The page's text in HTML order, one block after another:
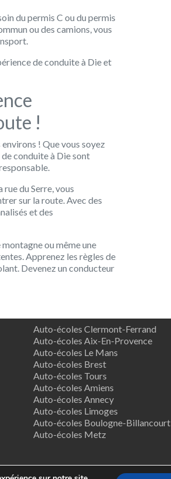
du permis C ou du permis
ou des camions, vous
de conduite à Die et
!
! Que vous soyez
conduite à Die sont
du Serre, vous
sur la route. Avec des
et des
ou même une
Apprenez les règles de
Devenez un conducteur
Auto-écoles Clermont-Ferrand
Auto-écoles Aix-En-Provence
Auto-écoles Le Mans
Auto-écoles Brest
Auto-écoles Tours
Auto-écoles Amiens
Auto-écoles Annecy
Auto-écoles Limoges
Auto-écoles Boulogne-Billancourt
Auto-écoles Metz